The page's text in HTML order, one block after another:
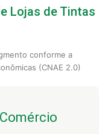
Lojas de Tintas
conforme a
(CNAE 2.0)